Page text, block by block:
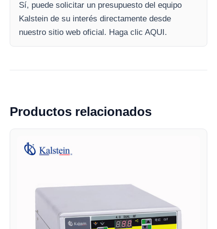
Sí, puede solicitar un presupuesto del equipo
Kalstein de su interés directamente desde
nuestro sitio web oficial. Haga clic AQUI.
Productos relacionados